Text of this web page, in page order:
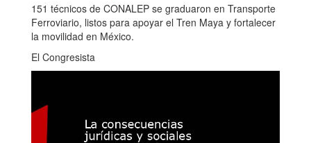
151 técnicos de CONALEP se graduaron en Transporte
Ferroviario, listos para apoyar el Tren Maya y fortalecer
la movilidad en México.
El Congresista